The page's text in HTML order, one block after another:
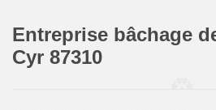
Entreprise bâchage
Cyr 87310